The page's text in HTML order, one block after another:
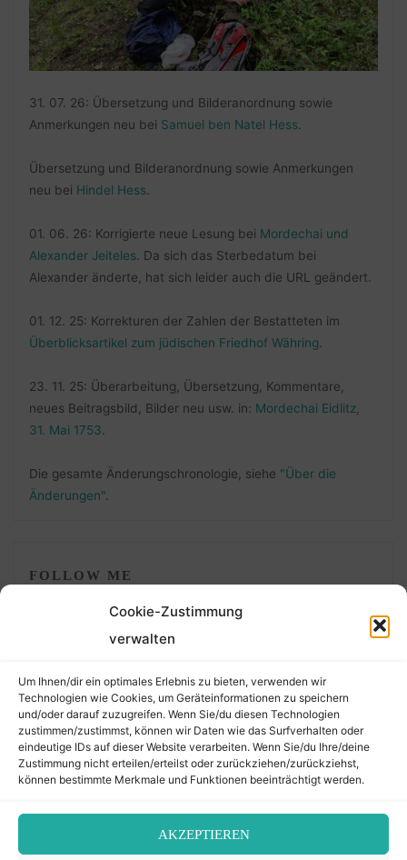
Cookie-Zustimmung
verwalten
Um Ihnen/dir ein optimales Erlebnis zu bieten, verwenden wir
Technologien wie Cookies, um Geräteinformationen zu speichern
und/oder darauf zuzugreifen. Wenn Sie/du diesen Technologien
zustimmen/zustimmst, können wir Daten wie das Surfverhalten oder
eindeutige IDs auf dieser Website verarbeiten. Wenn Sie/du Ihre/deine
Zustimmung nicht erteilen/erteilst oder zurückziehen/zurückziehst,
können bestimmte Merkmale und Funktionen beeinträchtigt werden.
AKZEPTIEREN
31. 07. 26: Übersetzung und Bilderanordnung sowie
Anmerkungen neu bei Samuel ben Natel Hess
Übersetzung und Bilderanordnung sowie Anmerkungen
neu bei Hindel Hess
01. 06. 26: Korrigierte neue Lesung bei Mordechai und
Alexander Jeiteles . Da sich das Sterbedatum bei
Alexander änderte, hat sich leider auch die URL geändert.
01. 12. 25: Korrekturen der Zahlen der Bestatteten im
Überblicksartikel zum jüdischen Friedhof Währing
23. 11. 25: Überarbeitung, Übersetzung, Kommentare,
neues Beitragsbild, Bilder neu usw. in: Mordechai Eidlitz,
31. Mai 1753
Die gesamte Änderungschronologie, siehe "Über die
Änderungen".
FOLLOW ME
©2026 Der Transkribierer
Back